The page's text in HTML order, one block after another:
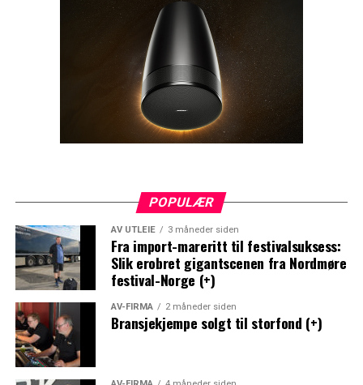
POPULÆR
AV UTLEIE 3 måneder siden
Fra import-mareritt til festivalsuksess:
Slik erobret gigantscenen fra Nordmøre
festival-Norge (+)
AV-FIRMA 2 måneder siden
Bransjekjempe solgt til storfond (+)